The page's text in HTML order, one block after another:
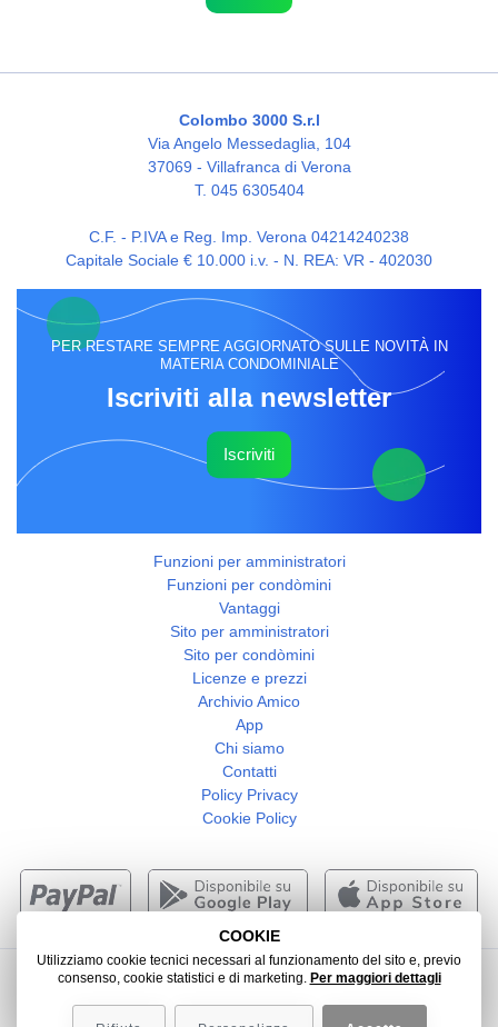
Colombo 3000 S.r.l
Via Angelo Messedaglia, 104
37069 - Villafranca di Verona
T. 045 6305404
C.F. - P.IVA e Reg. Imp. Verona 04214240238
Capitale Sociale € 10.000 i.v. - N. REA: VR - 402030
Funzioni per amministratori
Funzioni per condòmini
Vantaggi
Sito per amministratori
Sito per condòmini
Licenze e prezzi
Archivio Amico
App
Chi siamo
Contatti
Policy Privacy
Cookie Policy
PER RESTARE SEMPRE AGGIORNATO SULLE NOVITÀ IN
MATERIA CONDOMINIALE
Iscriviti alla newsletter
Iscriviti
2026 -Web Agency Verona- Colombo 3000 srl
COOKIE
Utilizziamo cookie tecnici necessari al funzionamento del sito e, previo
consenso, cookie statistici e di marketing. Per maggiori dettagli